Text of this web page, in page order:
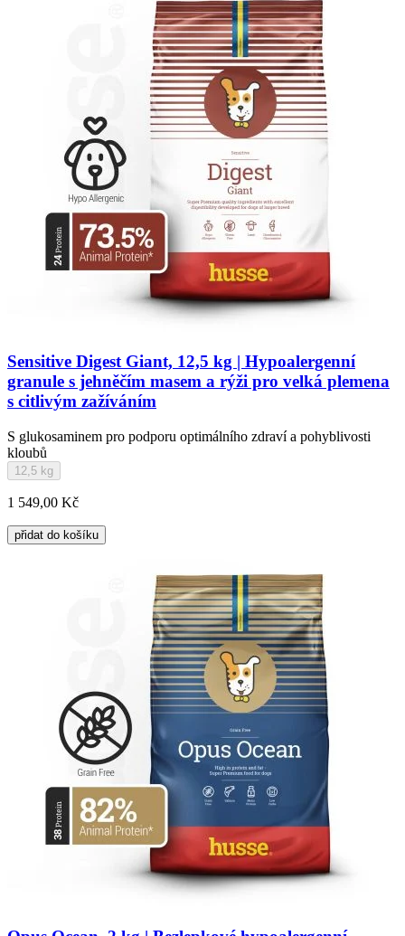
Sensitive Digest Giant, 12,5 kg | Hypoalergenní
granule s jehněčím masem a rýži pro velká plemena
s citlivým zažíváním
S glukosaminem pro podporu optimálního zdraví a pohyblivosti
kloubů
12,5 kg
1 549,00 Kč
přidat do košíku